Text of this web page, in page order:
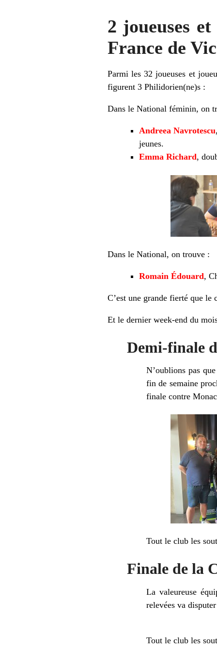
2 joueuses
France de
Parmi les 32 joueuses et
figurent 3 Philidorien(ne)s :
Dans le National féminin, on
Andreea Navrotescu
jeunes.
Emma Richard,
Dans le National, on trouve :
Romain Édouard,
C’est une grande fierté que
Et le dernier week-end du
Demi-finale
N’oublions pas
fin de semaine
finale contre
Tout le club les
Finale de la
La valeureuse
relevées va
Tout le club les